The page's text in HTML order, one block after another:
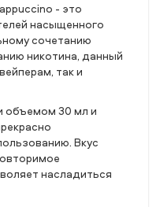
- это
насыщенного
сочетанию
никотина, данный
так и
объемом 30 мл и
Вкус
насладиться